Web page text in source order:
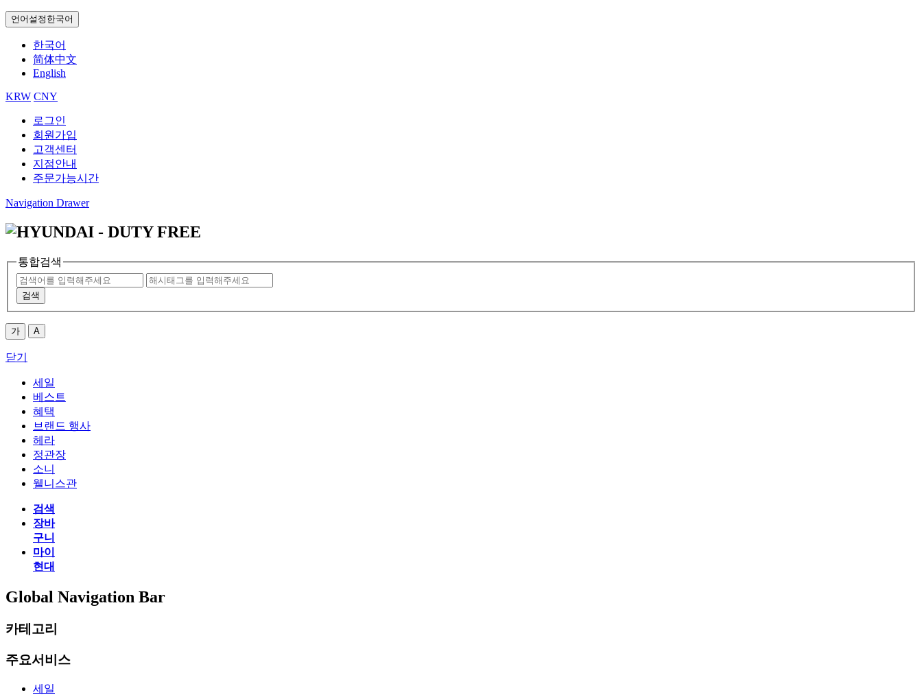
언어설정 한국어
한국어
简体中文
English
KRW CNY
로그인
회원가입
고객센터
지점안내
주문가능시간
Navigation Drawer
통합검색
검색
가 A
닫기
세일
베스트
혜택
브랜드 행사
헤라
정관장
소니
웰니스관
검색
장바
구니
마이
현대
Global Navigation Bar
카테고리
주요서비스
세일